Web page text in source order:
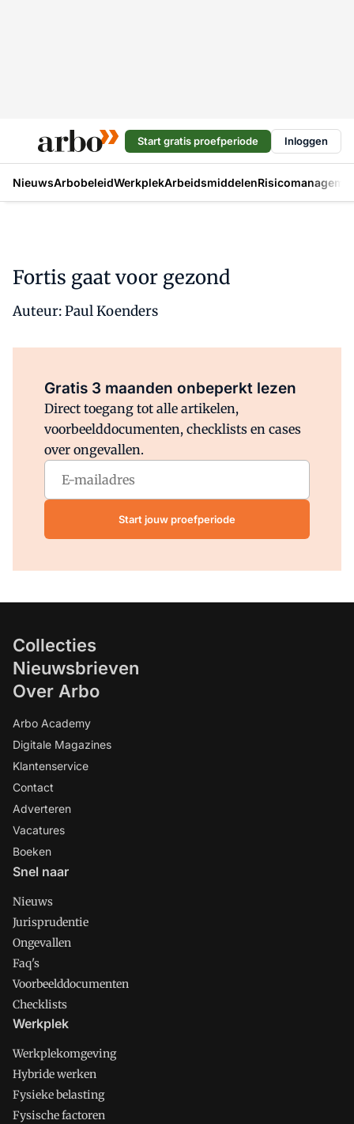
Start gratis proefperiode Inloggen
NieuwsArbobeleidWerkplekArbeidsmiddelen
Fortis gaat voor gezond
Auteur: Paul Koenders
Gratis 3 maanden onbeperkt lezen
Direct toegang tot alle artikelen,
voorbeelddocumenten, checklists en cases
over ongevallen.
Start jouw proefperiode
Collecties
Nieuwsbrieven
Over Arbo
Arbo Academy
Digitale Magazines
Klantenservice
Contact
Adverteren
Vacatures
Boeken
Snel naar
Nieuws
Jurisprudentie
Ongevallen
Faq's
Voorbeelddocumenten
Checklists
Werkplek
Werkplekomgeving
Hybride werken
Fysieke belasting
Fysische factoren